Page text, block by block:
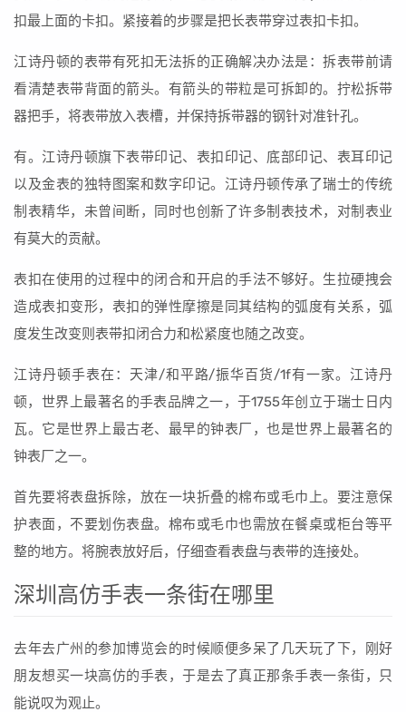
扣最上面的卡扣。紧接着的步骤是把长表带穿过表扣卡扣。
江诗丹顿的表带有死扣无法拆的正确解决办法是：拆表带前请
看清楚表带背面的箭头。有箭头的带粒是可拆卸的。拧松拆带
器把手，将表带放入表槽，并保持拆带器的钢针对准针孔。
有。江诗丹顿旗下表带印记、表扣印记、底部印记、表耳印记
以及金表的独特图案和数字印记。江诗丹顿传承了瑞士的传统
制表精华，未曾间断，同时也创新了许多制表技术，对制表业
有莫大的贡献。
表扣在使用的过程中的闭合和开启的手法不够好。生拉硬拽会
造成表扣变形，表扣的弹性摩擦是同其结构的弧度有关系，弧
度发生改变则表带扣闭合力和松紧度也随之改变。
江诗丹顿手表在：天津/和平路/振华百货/1f有一家。江诗丹
顿，世界上最著名的手表品牌之一，于1755年创立于瑞士日内
瓦。它是世界上最古老、最早的钟表厂，也是世界上最著名的
钟表厂之一。
首先要将表盘拆除，放在一块折叠的棉布或毛巾上。要注意保
护表面，不要划伤表盘。棉布或毛巾也需放在餐桌或柜台等平
整的地方。将腕表放好后，仔细查看表盘与表带的连接处。
深圳高仿手表一条街在哪里
去年去广州的参加博览会的时候顺便多呆了几天玩了下，刚好
朋友想买一块高仿的手表，于是去了真正那条手表一条街，只
能说叹为观止。